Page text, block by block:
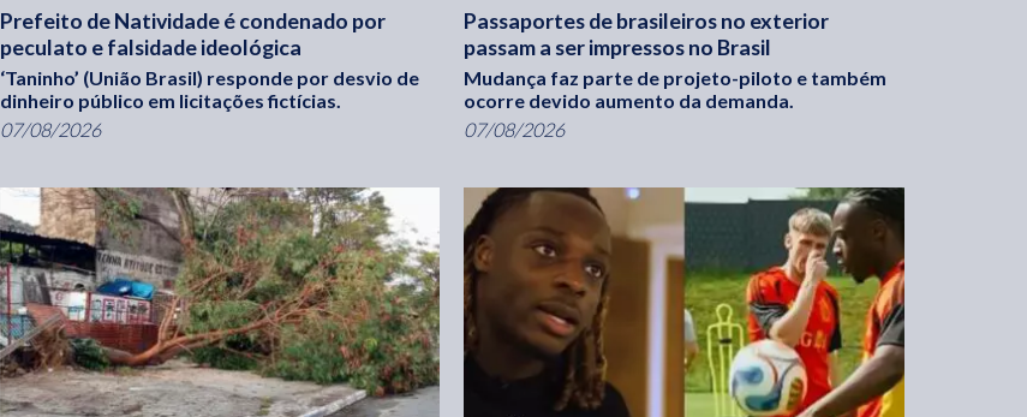
Prefeito de Natividade é condenado por
peculato e falsidade ideológica
‘Taninho’ (União Brasil) responde por desvio de
dinheiro público em licitações fictícias.
07/08/2026
Passaportes de brasileiros no exterior
passam a ser impressos no Brasil
Mudança faz parte de projeto-piloto e também
ocorre devido aumento da demanda.
07/08/2026